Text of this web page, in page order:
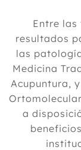
Entre las
resultados
las
Medicina
Acupuntura,
a